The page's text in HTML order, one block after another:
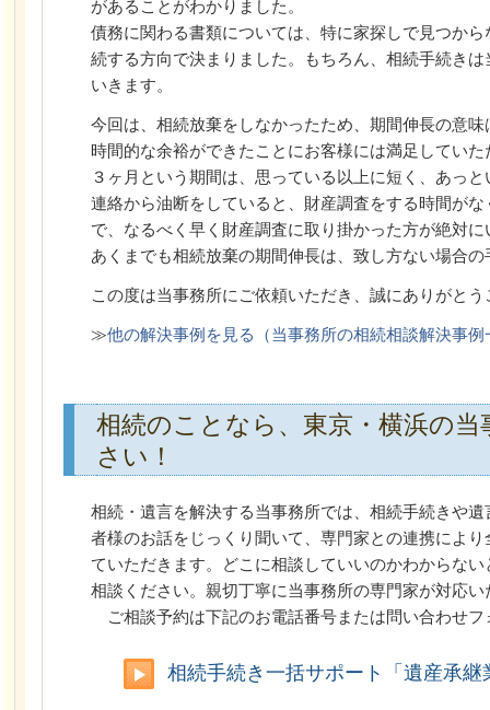
があることがわかりました。
債務に関わる書類については、特に家探しで見つか
続する方向で決まりました。もちろん、相続手続き
いきます。
今回は、相続放棄をしなかったため、期間伸長の意
時間的な余裕ができたことにお客様には満足していた
３ヶ月という期間は、思っている以上に短く、あっ
連絡から油断をしていると、財産調査をする時間が
で、なるべく早く財産調査に取り掛かった方が絶対
あくまでも相続放棄の期間伸長は、致し方ない場合
この度は当事務所にご依頼いただき、誠にありがと
≫他の解決事例を見る（当事務所の相続相談解決事例
相続のことなら、東京・横浜の
さい！
相続・遺言を解決する当事務所では、相続手続きや
者様のお話をじっくり聞いて、専門家との連携によ
ていただきます。どこに相談していいのかわからな
相談ください。親切丁寧に当事務所の専門家が対応い
ご相談予約は下記のお電話番号または問い合わせ
相続手続き一括サポート「遺産承